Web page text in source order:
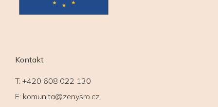
Kontakt
T: +420 608 022 130
E: komunita@zenysro.cz